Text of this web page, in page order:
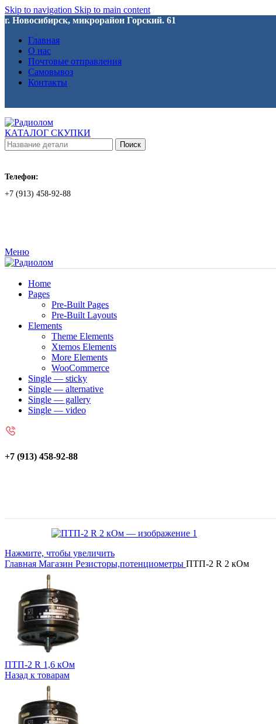
Skip to navigation Skip to main content
г. Новосибирск, микрорайон Горский. 61
Главная
О нас
Почтовые отправления
Самовывоз
Контакты
КАТАЛОГ СКУПКИ
Поиск
Телефон:
+7 (913) 458-92-88
Меню
Home
Pages
Pre-Built Pages
Pre-Built Layouts
Elements
Theme Elements
Xtemos Elements
More Elements
WooCommerce
Single — sticky
Single — alternative
Single — gallery
Single — video
+7 (913) 458-92-88
Нажмите, чтобы увеличить
Главная Магазин Резисторы,потенциометры ПТП-2 R 2 кОм
ПТП-2 R 1,6 кОм
Назад к товарам